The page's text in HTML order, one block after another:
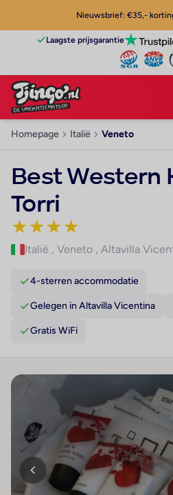
Nieuwsbrief: €35,-
Laagste prijsgarantie
Homepage Italië Veneto
Best Western
Torri
★★★★
Italië , Veneto , Altavilla
4-sterren accommodatie
Gelegen in Altavilla Vicentina
Gratis WiFi